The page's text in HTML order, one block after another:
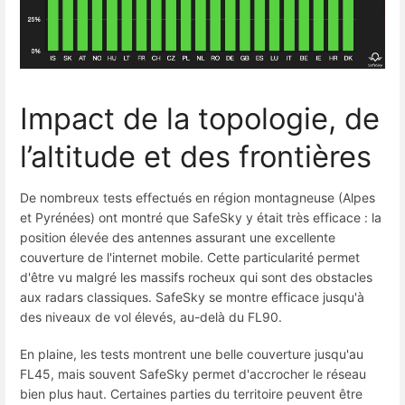
Impact de la topologie, de
l’altitude et des frontières
De nombreux tests effectués en région montagneuse (Alpes
et Pyrénées) ont montré que SafeSky y était très efficace : la
position élevée des antennes assurant une excellente
couverture de l'internet mobile. Cette particularité permet
d'être vu malgré les massifs rocheux qui sont des obstacles
aux radars classiques. SafeSky se montre efficace jusqu'à
des niveaux de vol élevés, au-delà du FL90.
En plaine, les tests montrent une belle couverture jusqu'au
FL45, mais souvent SafeSky permet d'accrocher le réseau
bien plus haut. Certaines parties du territoire peuvent être